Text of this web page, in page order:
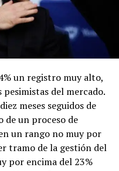
un registro muy alto,
del mercado.
meses seguidos de
un proceso de
un rango no muy por
tramo de la gestión del
por encima del 23%